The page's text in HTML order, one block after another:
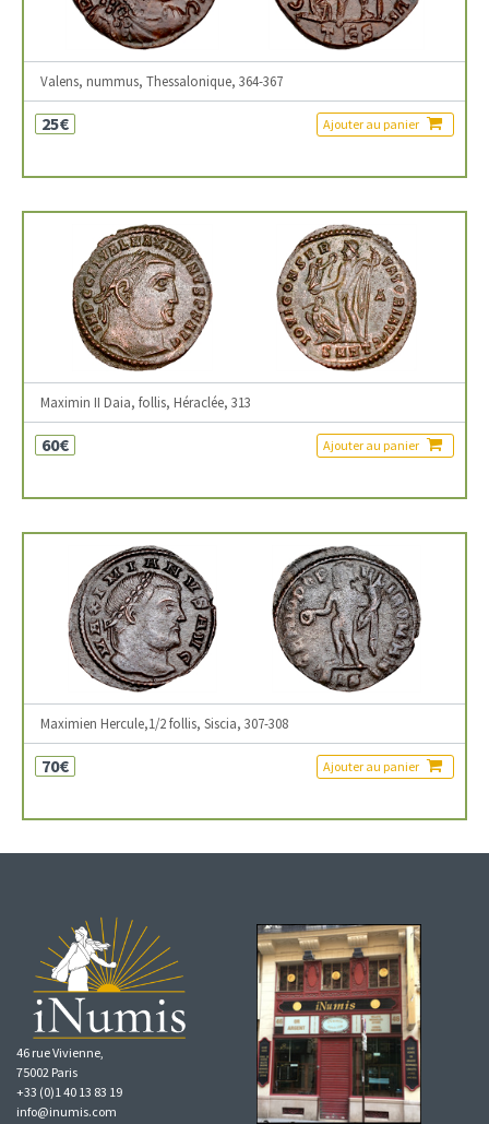
Valens, nummus, Thessalonique, 364-367
25€ Ajouter au panier
Maximin II Daia, follis, Héraclée, 313
60€ Ajouter au panier
Maximien Hercule,1/2 follis, Siscia, 307-308
70€ Ajouter au panier
46 rue Vivienne,
75002 Paris
+33 (0)1 40 13 83 19
info@inumis.com